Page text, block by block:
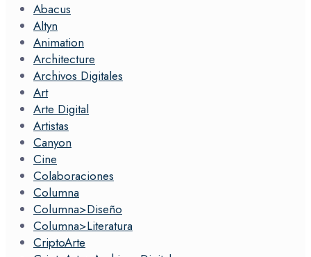
Abacus
Altyn
Animation
Architecture
Archivos Digitales
Art
Arte Digital
Artistas
Canyon
Cine
Colaboraciones
Columna
Columna>Diseño
Columna>Literatura
CriptoArte